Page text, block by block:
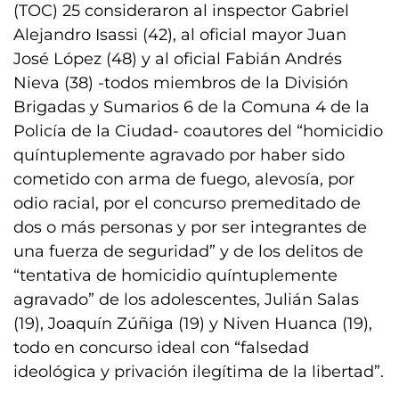
(TOC) 25 consideraron al inspector Gabriel
Alejandro Isassi (42), al oficial mayor Juan
José López (48) y al oficial Fabián Andrés
Nieva (38) -todos miembros de la División
Brigadas y Sumarios 6 de la Comuna 4 de la
Policía de la Ciudad- coautores del “homicidio
quíntuplemente agravado por haber sido
cometido con arma de fuego, alevosía, por
odio racial, por el concurso premeditado de
dos o más personas y por ser integrantes de
una fuerza de seguridad” y de los delitos de
“tentativa de homicidio quíntuplemente
agravado” de los adolescentes, Julián Salas
(19), Joaquín Zúñiga (19) y Niven Huanca (19),
todo en concurso ideal con “falsedad
ideológica y privación ilegítima de la libertad”.